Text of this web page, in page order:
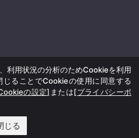
利用状況の分析のためCookieを利用
ることでCookieの使用に同意する
の設定] または[プライバシーポ
じる